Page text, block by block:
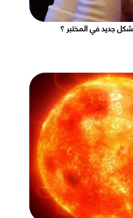
جديد في المختبر ؟